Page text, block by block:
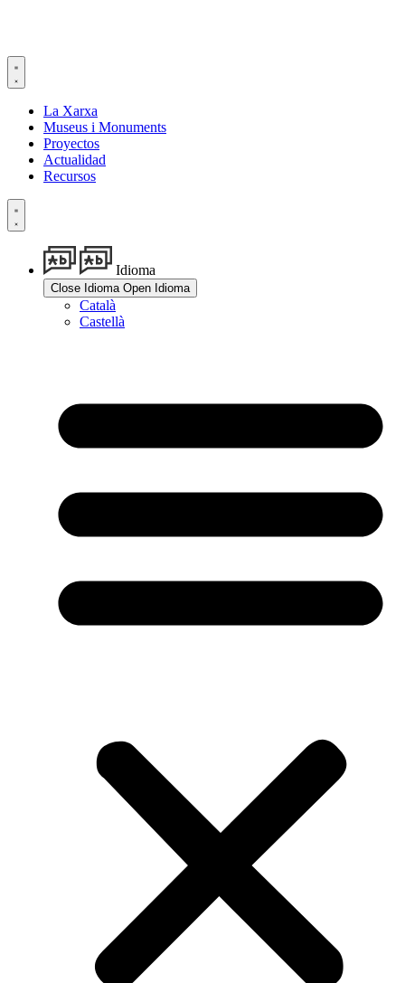
La Xarxa
Museus i Monuments
Proyectos
Actualidad
Recursos
Idioma
Close Idioma Open Idioma
Català
Castellà